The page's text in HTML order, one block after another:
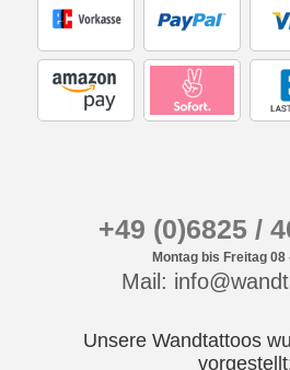
+49 (0)6825 /
Montag bis Freitag 08
Mail:
Unsere Wandtattoos